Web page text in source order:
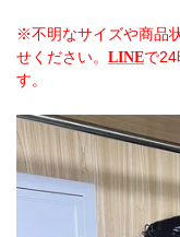
※不明なサイズや商品
せください。 LINEで
す。